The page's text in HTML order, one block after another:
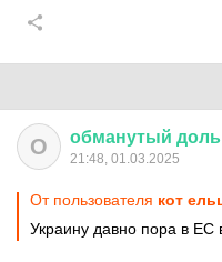
О обманутый
21:48, 01.03.2025
От пользователя кот
Украину давно пора в ЕС